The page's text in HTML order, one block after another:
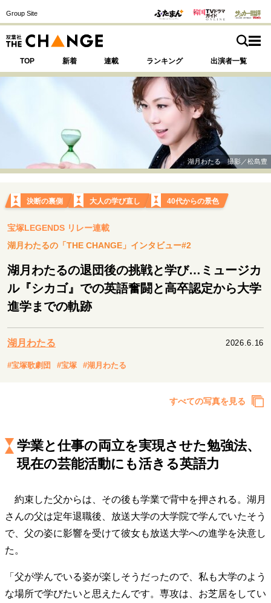
Group Site
TOP 新着 連載 ランキング 出演者一覧
注目の記事テーマで探す
運命を変えた出会い 決断の裏側
挫折からの再起
表現者の葛藤
人生が動いた日
キャリア・働き方
セカンドキャリアの描き方
独立という決断
大人の学び直し
経営・ビジネス
マインドセット
重圧との向き合い方 一流のルーティン
20代の現在地
ライフスタイル・生き方
移住という選択
熱狂できるもの
一生モノの愛用品
私を彩るエッセンス
60代のネクストステージ
湖月わたる 撮影／松島豊
決断の裏側 大人の学び直し 40代からの景色
宝塚LEGENDS リレー連載
湖月わたるの「THE CHANGE」インタビュー#2
湖月わたるの退団後の挑戦と学び…ミュージカ
ル『シカゴ』での英語奮闘と高卒認定から大学
進学までの軌跡
湖月わたる 2026.6.16
#宝塚歌劇団 #宝塚 #湖月わたる
すべての写真を見る
学業と仕事の両立を実現させた勉強法、
現在の芸能活動にも活きる英語力
約束した父からは、その後も学業で背中を押される。湖月
さんの父は定年退職後、放送大学の大学院で学んでいたそう
で、父の姿に影響を受けて彼女も放送大学への進学を決意し
た。
「父が学んでいる姿が楽しそうだったので、私も大学のよう
な場所で学びたいと思えたんです。専攻は、お芝居をしてい